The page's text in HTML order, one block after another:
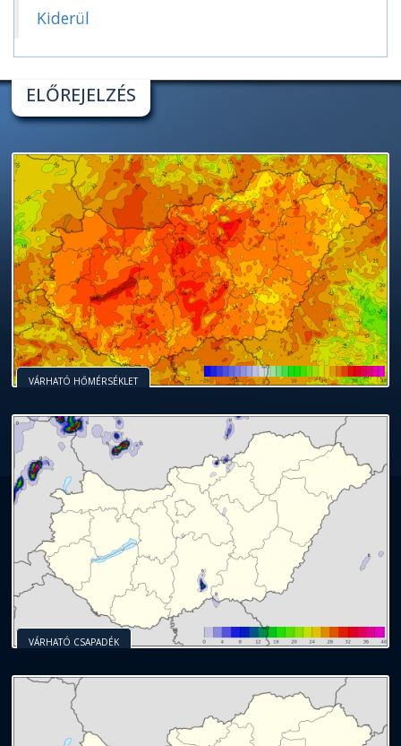
Kiderül
ELŐREJELZÉS
VÁRHATÓ HŐMÉRSÉKLET
VÁRHATÓ CSAPADÉK